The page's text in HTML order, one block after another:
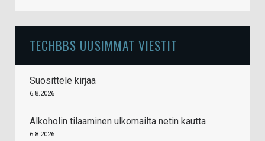
TECHBBS UUSIMMAT VIESTIT
Suosittele kirjaa
6.8.2026
Alkoholin tilaaminen ulkomailta netin kautta
6.8.2026